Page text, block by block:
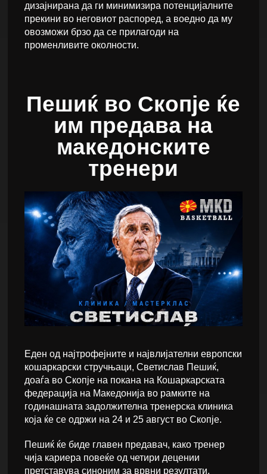
дизајнирана да ги минимизира потенцијалните
прекини во неговиот распоред, а воедно да му
овозможи брзо да се прилагоди на
променливите околности.
Пешиќ во Скопје ќе
им предава на
македонските
тренери
Еден од најтрофејните и највлијателни европски
кошаркарски стручњаци, Светислав Пешиќ,
доаѓа во Скопје на покана на Кошаркарската
федерација на Македонија во рамките на
годинашната задолжителна тренерска клиника
која ќе се одржи на 24 и 25 август во Скопје.
Пешиќ ќе биде главен предавач, како тренер
чија кариера повеќе од четири децении
претставува синоним за врвни резултати,